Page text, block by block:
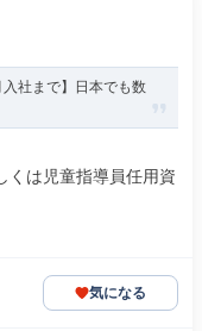
社まで】日本でも数
くは児童指導員任用資
気になる